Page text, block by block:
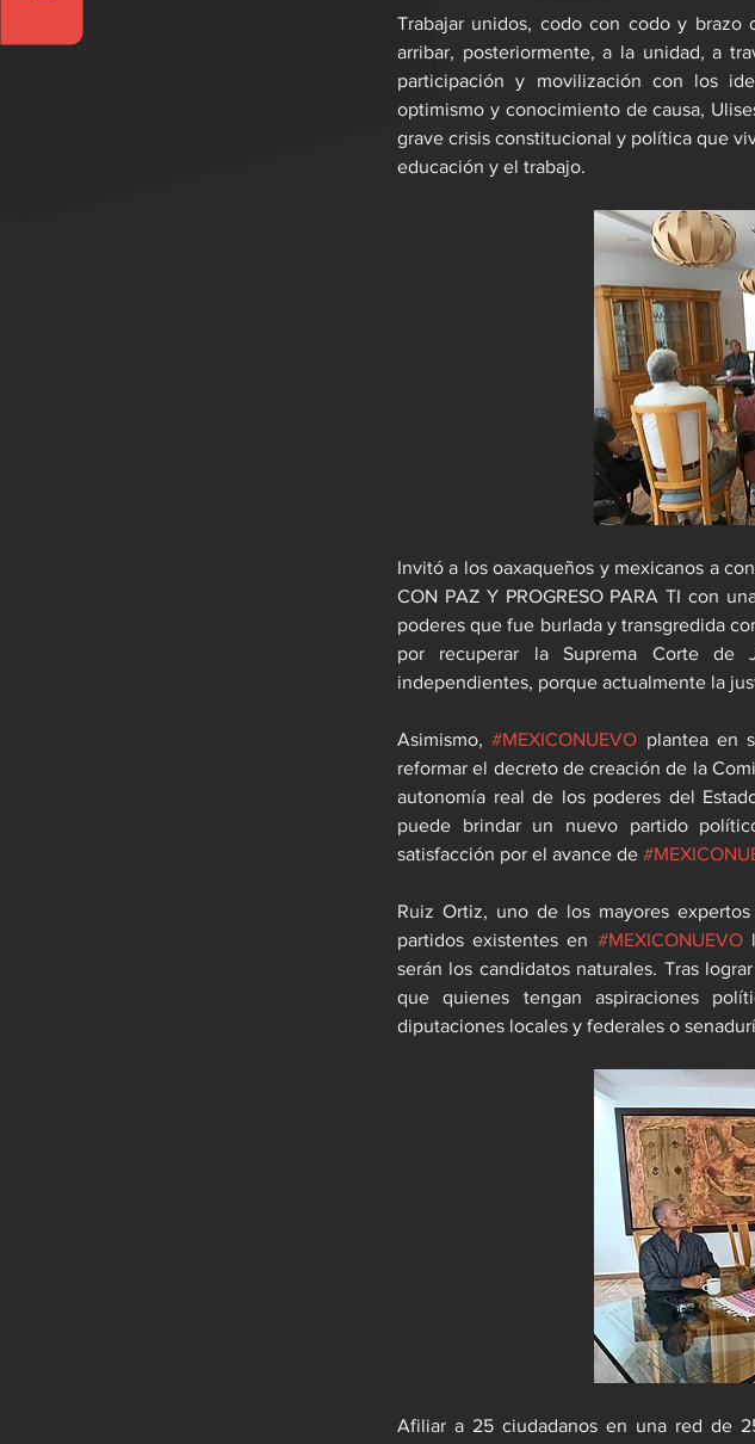
Trabajar unidos, codo con codo y
arribar, posteriormente, a la unidad, a
participación y movilización con los
optimismo y conocimiento de causa,
grave crisis constitucional y política que
educación y el trabajo.
Invitó a los oaxaqueños y mexicanos a
CON PAZ Y PROGRESO PARA TI con
poderes que fue burlada y transgredida
por recuperar la Suprema Corte de
independientes, porque actualmente la
Asimismo, #MEXICONUEVO plantea en
reformar el decreto de creación de la
autonomía real de los poderes del
puede brindar un nuevo partido
satisfacción por el avance de
Ruiz Ortiz, uno de los mayores
partidos existentes en #MEXICONUEVO
serán los candidatos naturales. Tras
que quienes tengan aspiraciones
diputaciones locales y federales o
Afiliar a 25 ciudadanos en una red de